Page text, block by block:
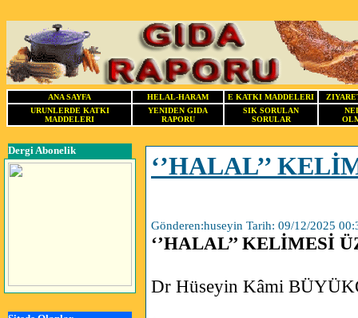
ANA SAYFA HELAL-HARAM E KATKI MADDELERI
URUNLERDE KATKI
MADDELERI
YENIDEN GIDA
RAPORU
SIK SORULAN
SORULAR
Dergi Abonelik
‘’HALAL’’
Gönderen:huseyin Tarih: 09/12/2025
‘’HALAL’’ KELİMESİ
Dr Hüseyin Kâmi